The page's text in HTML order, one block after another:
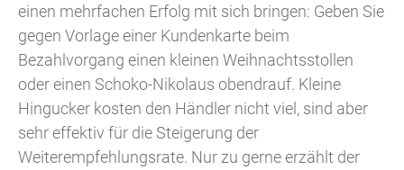
einen mehrfachen Erfolg mit sich bringen: Geben Sie
gegen Vorlage einer Kundenkarte beim
Bezahlvorgang einen kleinen Weihnachtsstollen
oder einen Schoko-Nikolaus obendrauf. Kleine
Hingucker kosten den Händler nicht viel, sind aber
sehr effektiv für die Steigerung der
Weiterempfehlungsrate. Nur zu gerne erzählt der